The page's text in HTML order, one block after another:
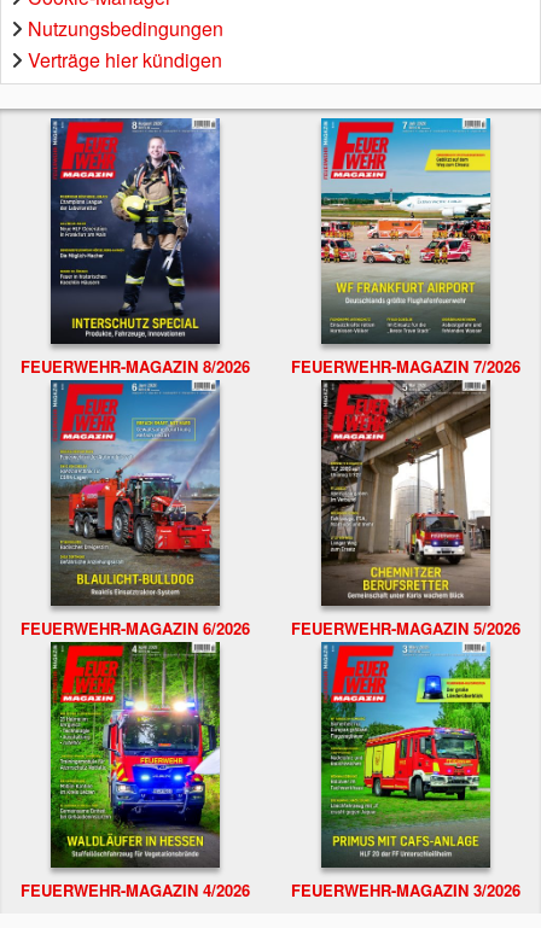
Nutzungsbedingungen
Verträge hier kündigen
FEUERWEHR-MAGAZIN 8/2026 FEUERWEHR-MAGAZIN 7/2026
FEUERWEHR-MAGAZIN 6/2026 FEUERWEHR-MAGAZIN 5/2026
FEUERWEHR-MAGAZIN 4/2026 FEUERWEHR-MAGAZIN 3/2026